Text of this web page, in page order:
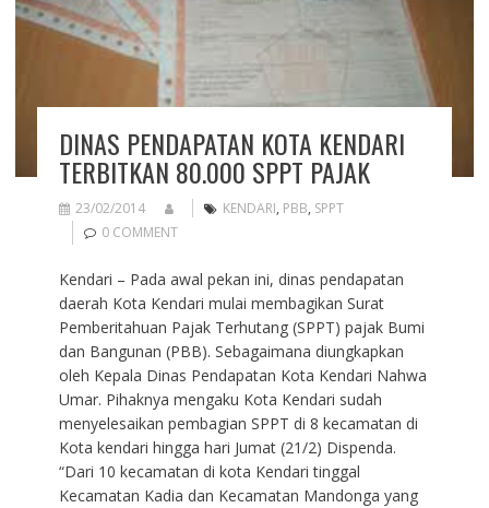
DINAS PENDAPATAN KOTA KENDARI
TERBITKAN 80.000 SPPT PAJAK
23/02/2014 KENDARI, PBB, SPPT
0 COMMENT
Kendari – Pada awal pekan ini, dinas pendapatan
daerah Kota Kendari mulai membagikan Surat
Pemberitahuan Pajak Terhutang (SPPT) pajak Bumi
dan Bangunan (PBB). Sebagaimana diungkapkan
oleh Kepala Dinas Pendapatan Kota Kendari Nahwa
Umar. Pihaknya mengaku Kota Kendari sudah
menyelesaikan pembagian SPPT di 8 kecamatan di
Kota kendari hingga hari Jumat (21/2) Dispenda.
“Dari 10 kecamatan di kota Kendari tinggal
Kecamatan Kadia dan Kecamatan Mandonga yang